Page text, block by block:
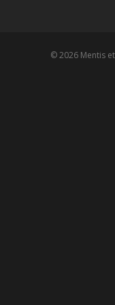
© 2026 Mentis